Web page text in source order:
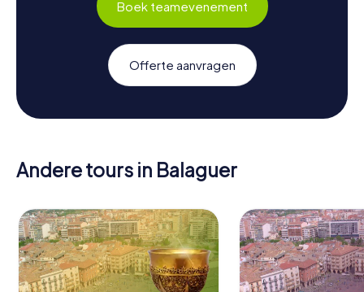
Boek teamevenement
Offerte aanvragen
Andere tours in Balaguer